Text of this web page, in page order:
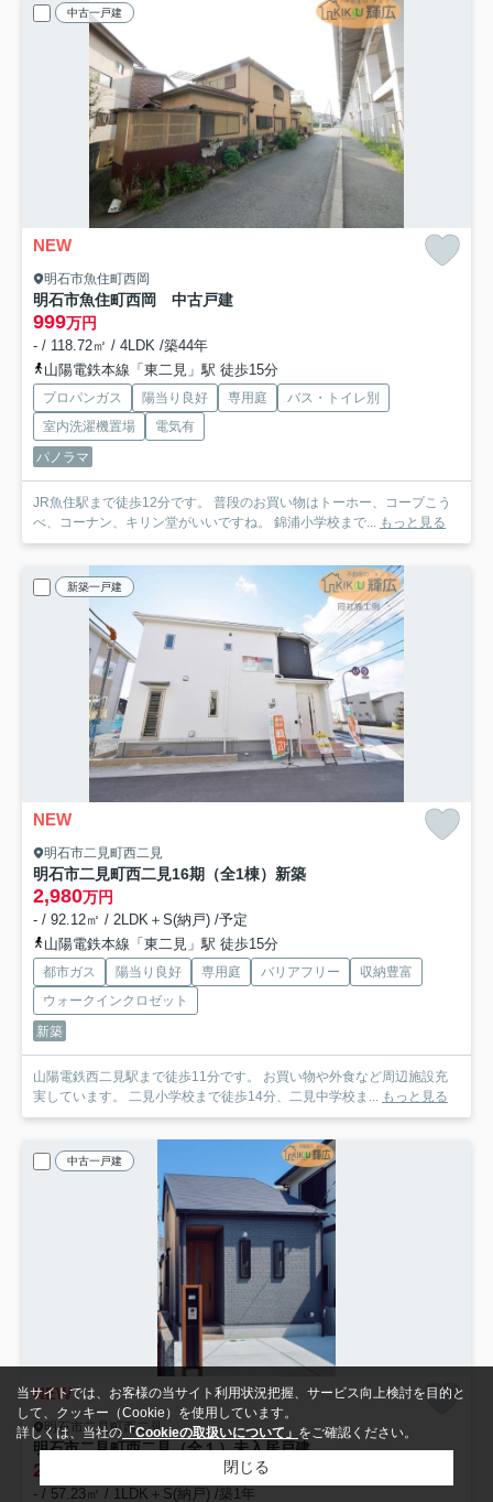
中古一戸建
NEW
明石市魚住町西岡
明石市魚住町西岡 中古戸建
999万円
- / 118.72㎡ / 4LDK /築44年
山陽電鉄本線「東二見」駅 徒歩15分
プロパンガス 陽当り良好 専用庭
バス・トイレ別
室内洗濯機置場
電気有
パノラマ
JR魚住駅まで徒歩12分です。 普段のお買い物はトーホー、コープこう
べ、コーナン、キリン堂がいいですね。 錦浦小学校まで...
もっと見る
新築一戸建
NEW
明石市二見町西二見
明石市二見町西二見16期（全1棟）新築
2,980万円
- / 92.12㎡ / 2LDK＋S(納戸) /予定
山陽電鉄本線「東二見」駅 徒歩15分
都市ガス 陽当り良好 専用庭 バリアフリー
収納豊富
ウォークインクロゼット
新築
山陽電鉄西二見駅まで徒歩11分です。 お買い物や外食など周辺施設充
実しています。 二見小学校まで徒歩14分、二見中学校ま... もっと見る
中古一戸建
NEW
明石市二見町西二見
明石市二見町西二見（全１）未入居戸建
2,580
- / 57.23㎡ / 1LDK＋S(納戸) /築1年
当サイトでは、お客様の当サイト利用状況把握、サービス向上検討を目的と
して、クッキー（Cookie）を使用しています。
詳しくは、当社の「Cookieの取扱いについて」 をご確認ください。
閉じる